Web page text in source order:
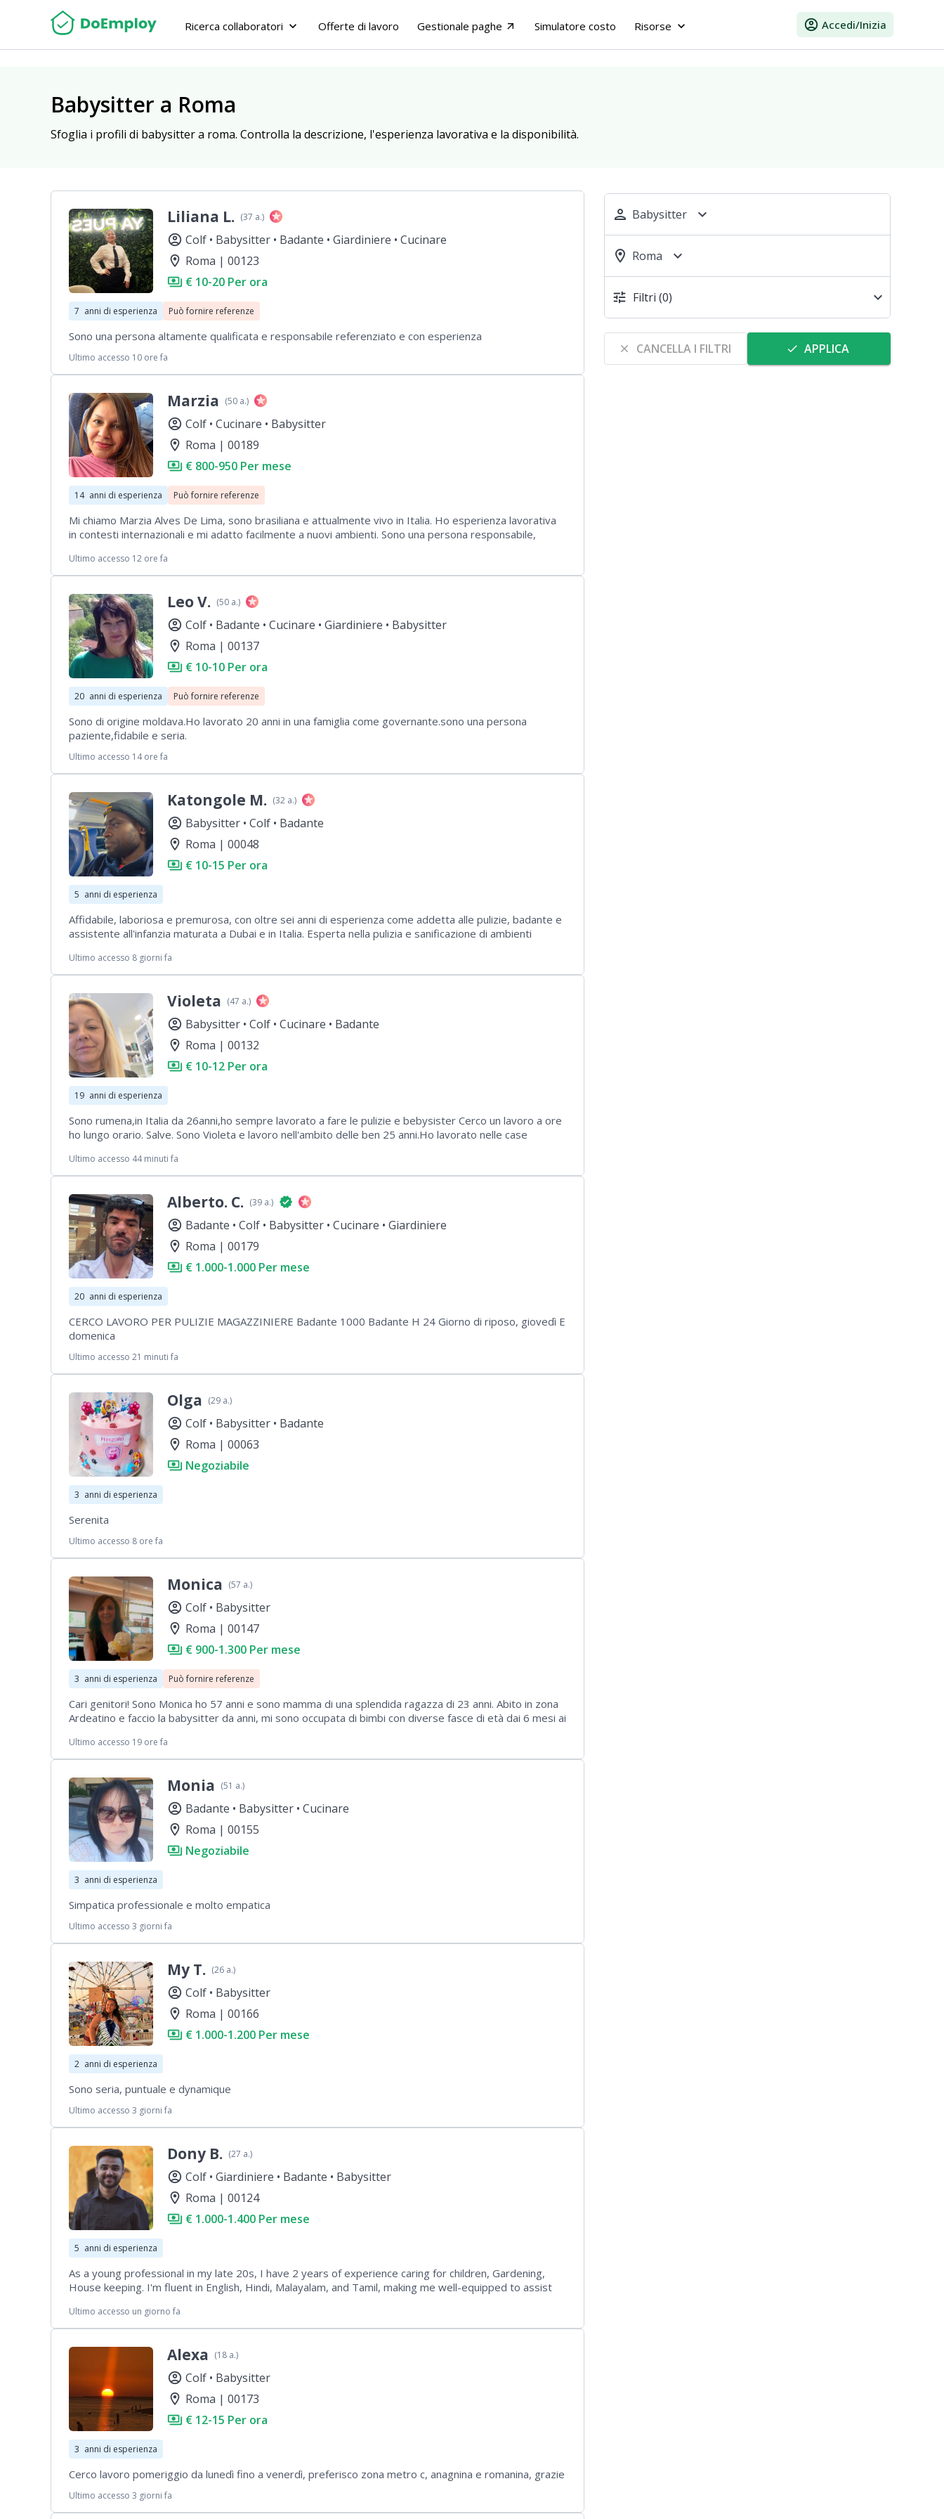
Ricerca collaboratori keyboard_arrow_down Offerte di lavoro Gestionale paghe arrow_outward Simulatore costo Risorse keyboard_arrow_down account_circle Accedi/Inizia
Babysitter a Roma
Sfoglia i profili di babysitter a roma. Controlla la descrizione, l'esperienza lavorativa e la disponibilità.
Liliana L. (37 a.)
account_circle Colf • Babysitter • Badante • Giardiniere • Cucinare
location_on Roma | 00123
payments € 10-20 Per ora
7 anni di esperienza Può fornire referenze
Sono una persona altamente qualificata e responsabile referenziato e con esperienza
Ultimo accesso 10 ore fa
Marzia (50 a.)
account_circle Colf • Cucinare • Babysitter
location_on Roma | 00189
payments € 800-950 Per mese
14 anni di esperienza Può fornire referenze
Mi chiamo Marzia Alves De Lima, sono brasiliana e attualmente vivo in Italia. Ho esperienza lavorativa
in contesti internazionali e mi adatto facilmente a nuovi ambienti. Sono una persona responsabile,
collaborazione.
Ultimo accesso 12 ore fa
Leo V. (50 a.)
account_circle Colf • Badante • Cucinare • Giardiniere • Babysitter
location_on Roma | 00137
payments € 10-10 Per ora
20 anni di esperienza Può fornire referenze
Sono di origine moldava.Ho lavorato 20 anni in una famiglia come governante.sono una persona
paziente,fidabile e seria.
Ultimo accesso 14 ore fa
Katongole M. (32 a.)
account_circle Babysitter • Colf • Badante
location_on Roma | 00048
payments € 10-15 Per ora
5 anni di esperienza
Affidabile, laboriosa e premurosa, con oltre sei anni di esperienza come addetta alle pulizie, badante e
assistente all'infanzia maturata a Dubai e in Italia. Esperta nella pulizia e sanificazione di ambienti
mantenere elevati standard di igiene, assistere nelle attività quotidiane e creare un ambiente sicuro,
pulito e confortevole. Riconosciuta per essere una persona affidabile, paziente, organizza
Ultimo accesso 8 giorni fa
Violeta (47 a.)
account_circle Babysitter • Colf • Cucinare • Badante
location_on Roma | 00132
payments € 10-12 Per ora
19 anni di esperienza
Sono rumena,in Italia da 26anni,ho sempre lavorato a fare le pulizie e bebysister Cerco un lavoro a ore
ho lungo orario. Salve. Sono Violeta e lavoro nell'ambito delle ben 25 anni.Ho lavorato nelle case
dinamica, precisa nel mio lavoro.sono disponibile per fare le pulizie a ore ho lungo orario.Grazie.Cordiali
saluti!
Ultimo accesso 44 minuti fa
Alberto. C. (39 a.) verified
account_circle Badante • Colf • Babysitter • Cucinare • Giardiniere
location_on Roma | 00179
payments € 1.000-1.000 Per mese
20 anni di esperienza
CERCO LAVORO PER PULIZIE MAGAZZINIERE Badante 1000 Badante H 24 Giorno di riposo, giovedì E
domenica
Ultimo accesso 21 minuti fa
Olga (29 a.)
account_circle Colf • Babysitter • Badante
location_on Roma | 00063
payments Negoziabile
3 anni di esperienza
Serenita
Ultimo accesso 8 ore fa
Monica (57 a.)
account_circle Colf • Babysitter
location_on Roma | 00147
payments € 900-1.300 Per mese
3 anni di esperienza Può fornire referenze
Cari genitori! Sono Monica ho 57 anni e sono mamma di una splendida ragazza di 23 anni. Abito in zona
Ardeatino e faccio la babysitter da anni, mi sono occupata di bimbi con diverse fasce di età dai 6 mesi ai
e paziente, e capisco le esigenze dei bimbi proprio perché sono mamma. Per info, non esitate a
contattarmi, a presto!😊
Ultimo accesso 19 ore fa
Monia (51 a.)
account_circle Badante • Babysitter • Cucinare
location_on Roma | 00155
payments Negoziabile
3 anni di esperienza
Simpatica professionale e molto empatica
Ultimo accesso 3 giorni fa
My T. (26 a.)
account_circle Colf • Babysitter
location_on Roma | 00166
payments € 1.000-1.200 Per mese
2 anni di esperienza
Sono seria, puntuale e dynamique
Ultimo accesso 3 giorni fa
Dony B. (27 a.)
account_circle Colf • Giardiniere • Badante • Babysitter
location_on Roma | 00124
payments € 1.000-1.400 Per mese
5 anni di esperienza
As a young professional in my late 20s, I have 2 years of experience caring for children, Gardening,
House keeping. I'm fluent in English, Hindi, Malayalam, and Tamil, making me well-equipped to assist
well as practical tasks like cooking, chores, and homework help. I'm comfortable around pets and am
dedicated to providing a nurturing, engaging environment for the children in my care
Ultimo accesso un giorno fa
Alexa (18 a.)
account_circle Colf • Babysitter
location_on Roma | 00173
payments € 12-15 Per ora
3 anni di esperienza
Cerco lavoro pomeriggio da lunedì fino a venerdì, preferisco zona metro c, anagnina e romanina, grazie
Ultimo accesso 3 giorni fa
person Babysitter keyboard_arrow_down
location_on Roma keyboard_arrow_down
tune Filtri (0) keyboard_arrow_down
close CANCELLA I FILTRI done APPLICA